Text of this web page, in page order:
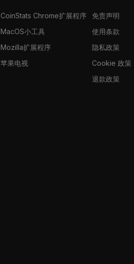
CoinStats Chrome扩展程序
MacOS小工具
Mozilla扩展程序
苹果电视
免责声明
使用条款
隐私政策
Cookie 政策
退款政策